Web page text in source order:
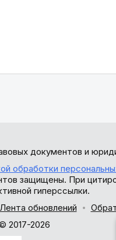
документов и
обработки
защищены. При
гиперссылки.
Лента обновлений
2017-2026